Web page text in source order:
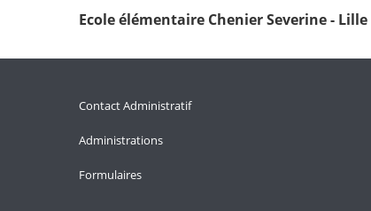
Ecole élémentaire Chenier Severine - Lille
Contact Administratif
Administrations
Formulaires